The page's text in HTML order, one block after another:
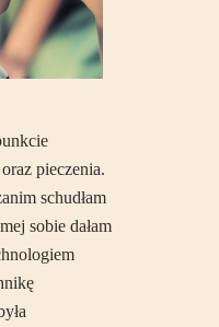
pieczenia.
schudłam
sobie dałam